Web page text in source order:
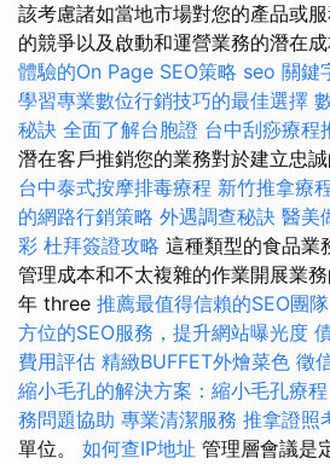
該考慮諸如當地市場對您的產品或
的競爭以及啟動和運營業務的潛在成
體驗的On Page SEO策略 seo 關鍵
學習專業數位行銷技巧的最佳選擇
秘訣 全面了解台胞證 台中刮痧療程
潛在客戶推銷您的業務對於建立忠誠
台中泰式按摩排毒療程 新竹推拿療
的網路行銷策略 外遇調查秘訣 醫美
彩 杜拜簽證攻略 這種類型的食品業
管理成本和不太複雜的作業開展業
年 three 推薦最值得信賴的SEO團隊
方位的SEO服務，提升網站曝光度
費用評估 精緻BUFFET外燴菜色 徵
縮小毛孔的解決方案：縮小毛孔療程
務問題協助 專業清潔服務 推拿證照
單位。 如何查IP地址 管理層會議是